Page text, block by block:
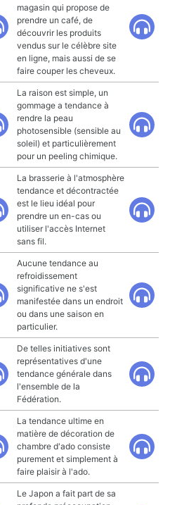
magasin qui propose de
prendre un café, de
découvrir les produits
vendus sur le célèbre site
en ligne, mais aussi de se
faire couper les cheveux.
La raison est simple, un
gommage a tendance à
rendre la peau
photosensible (sensible au
soleil) et particulièrement
pour un peeling chimique.
La brasserie à l'atmosphère
tendance et décontractée
est le lieu idéal pour
prendre un en-cas ou
utiliser l'accès Internet
sans fil.
Aucune tendance au
refroidissement
significative ne s'est
manifestée dans un endroit
ou dans une saison en
particulier.
De telles initiatives sont
représentatives d'une
tendance générale dans
l'ensemble de la
Fédération.
La tendance ultime en
matière de décoration de
chambre d'ado consiste
purement et simplement à
faire plaisir à l'ado.
Le Japon a fait part de sa